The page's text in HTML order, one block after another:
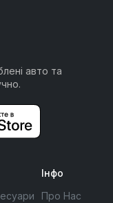
авто та
Інфо
Про Нас